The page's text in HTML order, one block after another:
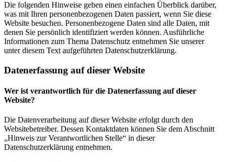
Die folgenden Hinweise geben einen einfachen Überblick darüber,
was mit Ihren personenbezogenen Daten passiert, wenn Sie diese
Website besuchen. Personenbezogene Daten sind alle Daten, mit
denen Sie persönlich identifiziert werden können. Ausführliche
Informationen zum Thema Datenschutz entnehmen Sie unserer
unter diesem Text aufgeführten Datenschutzerklärung.
Datenerfassung auf dieser Website
Wer ist verantwortlich für die Datenerfassung auf dieser
Website?
Die Datenverarbeitung auf dieser Website erfolgt durch den
Websitebetreiber. Dessen Kontaktdaten können Sie dem Abschnitt
„Hinweis zur Verantwortlichen Stelle“ in dieser
Datenschutzerklärung entnehmen.